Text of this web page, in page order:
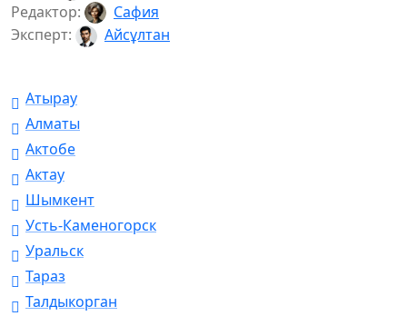
Редактор:
Сафия
Эксперт:
Айсұлтан
Атырау
Алматы
Актобе
Актау
Шымкент
Усть-Каменогорск
Уральск
Тараз
Талдыкорган